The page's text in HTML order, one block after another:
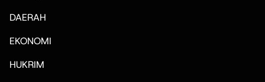
DAERAH
EKONOMI
HUKRIM